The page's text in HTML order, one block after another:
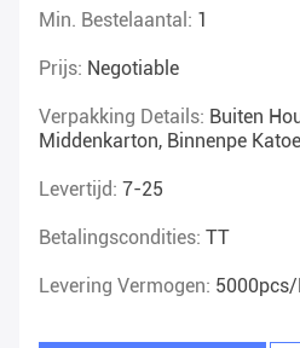
Min. Bestelaantal: 1
Prijs: Negotiable
Verpakking Details: Buiten
Middenkarton, Binnenpe
Levertijd: 7-25
Betalingscondities: TT
Levering Vermogen: